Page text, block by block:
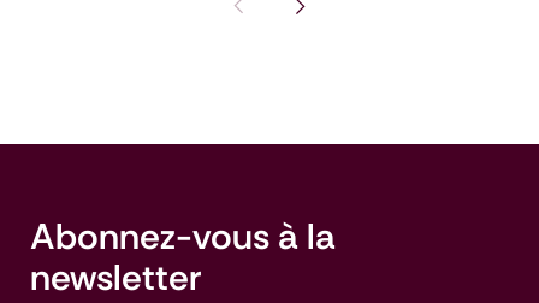
Pas de diapositive précédente :
Voir la diapositive
Abonnez-vous à la
newsletter